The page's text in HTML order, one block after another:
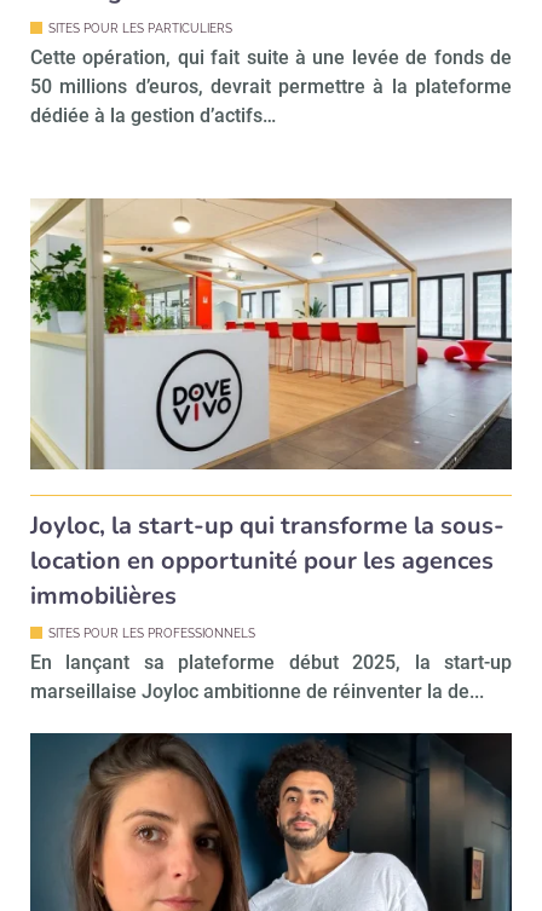
SITES POUR LES PARTICULIERS
Cette opération, qui fait suite à une levée de fonds de
50 millions d’euros, devrait permettre à la plateforme
dédiée à la gestion d’actifs…
Joyloc, la start-up qui transforme la sous-
location en opportunité pour les agences
immobilières
SITES POUR LES PROFESSIONNELS
En lançant sa plateforme début 2025, la start-up
marseillaise Joyloc ambitionne de réinventer la de...
Valider
Non merci, je reçois déjà
!
Je déciderai plus
tard